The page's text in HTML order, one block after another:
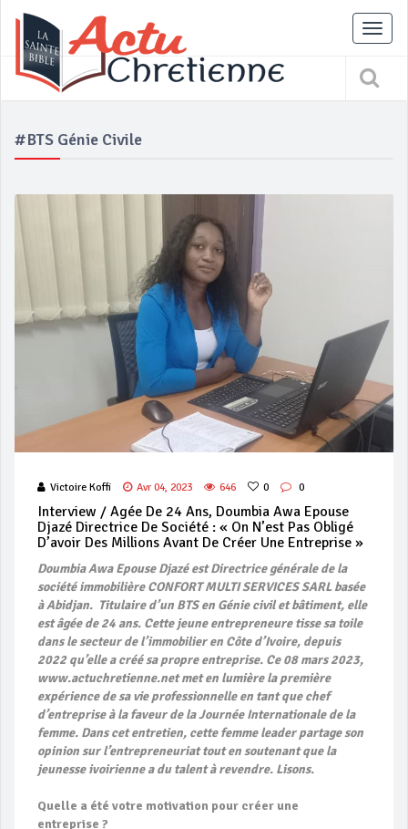
#BTS Génie Civile
Victoire Koffi Avr 04, 2023 646 0 0
Interview / Agée De 24 Ans, Doumbia Awa Epouse
Djazé Directrice De Société : « On N’est Pas Obligé
D’avoir Des Millions Avant De Créer Une Entreprise »
Doumbia Awa Epouse Djazé est Directrice générale de la
société immobilière CONFORT MULTI SERVICES SARL basée
à Abidjan. Titulaire d’un BTS en Génie civil et bâtiment, elle
est âgée de 24 ans. Cette jeune entrepreneure tisse sa toile
dans le secteur de l’immobilier en Côte d’Ivoire, depuis
2022 qu’elle a créé sa propre entreprise. Ce 08 mars 2023,
www.actuchretienne.net met en lumière la première
expérience de sa vie professionnelle en tant que chef
d’entreprise à la faveur de la Journée Internationale de la
femme. Dans cet entretien, cette femme leader partage son
opinion sur l’entrepreneuriat tout en soutenant que la
jeunesse ivoirienne a du talent à revendre. Lisons.
Quelle a été votre motivation pour créer une
entreprise ?